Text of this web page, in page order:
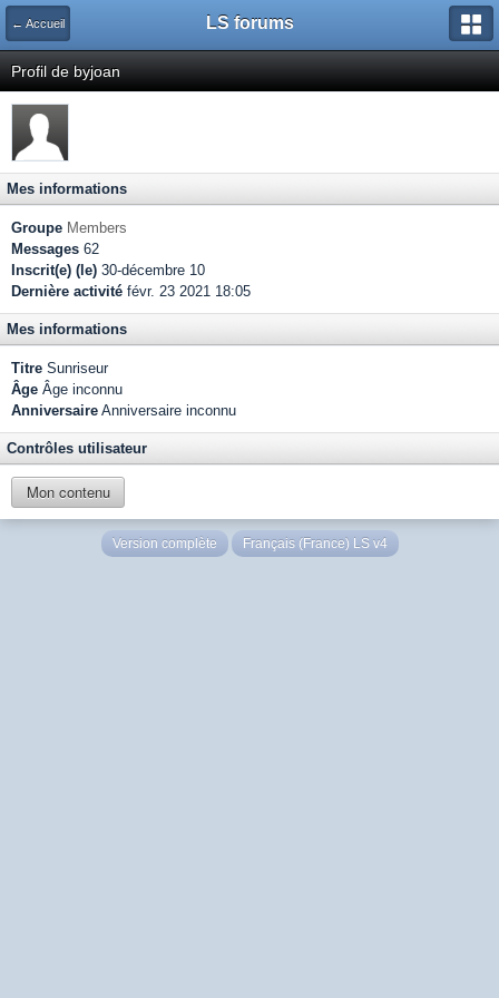
← Accueil LS forums
Profil de byjoan
Mes informations
Groupe Members
Messages 62
Inscrit(e) (le) 30-décembre 10
Dernière activité févr. 23 2021 18:05
Mes informations
Titre Sunriseur
Âge Âge inconnu
Anniversaire Anniversaire inconnu
Contrôles utilisateur
Mon contenu
Version complète Français (France) LS v4